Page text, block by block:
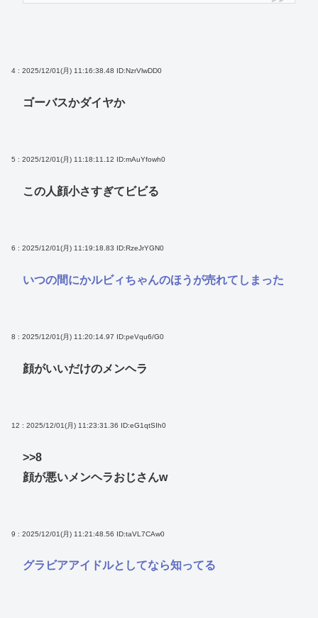
4 : 2025/12/01(月) 11:16:38.48 ID:NzrVlwDD0
ゴーバスかダイヤか
5 : 2025/12/01(月) 11:18:11.12 ID:mAuYfowh0
この人顔小さすぎてビビる
6 : 2025/12/01(月) 11:19:18.83 ID:RzeJrYGN0
いつの間にかルビィちゃんのほうが売れてしまった
8 : 2025/12/01(月) 11:20:14.97 ID:peVqu6/G0
顔がいいだけのメンヘラ
12 : 2025/12/01(月) 11:23:31.36 ID:eG1qtSIh0
>>8
顔が悪いメンヘラおじさんw
9 : 2025/12/01(月) 11:21:48.56 ID:taVL7CAw0
グラビアアイドルとしてなら知ってる